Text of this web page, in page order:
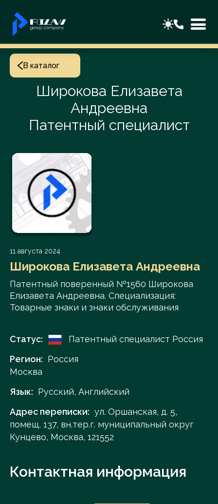
В каталог
Широкова Елизавета
Андреевна
Патентный специалист
11 августа 2024
Широкова Елизавета Андреевна
Патентный поверенный №1560 Широкова
Елизавета Андреевна. Специализация:
Товарные знаки и знаки обслуживания
Статус:
Патентный специалист Россия
Регион: Россия
Москва
Язык: Русский, Английский
Адрес переписки: ул. Оршанская, д. 5,
помещ. 137, вн.тер.г. муниципальный округ
Кунцево, Москва, 121552
Контактная информация